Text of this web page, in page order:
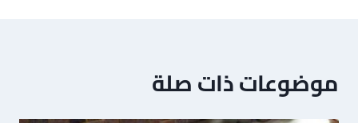
موضوعات ذات صلة